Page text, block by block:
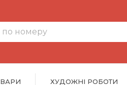
ХУДОЖНІ РОБОТИ